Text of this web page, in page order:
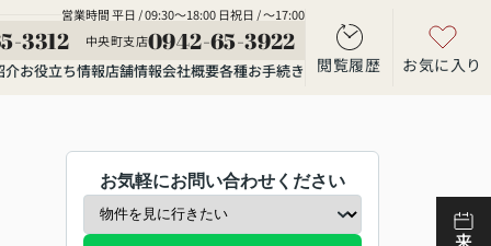
営業時間 平日 / 09:30～18:00 日祝日 / ～17:00
3312 中央町支店0942-65-3922
介お役立ち情報店舗情報会社概要各種お手続き 閲覧履歴 お気に入り
お気軽にお問い合わせください